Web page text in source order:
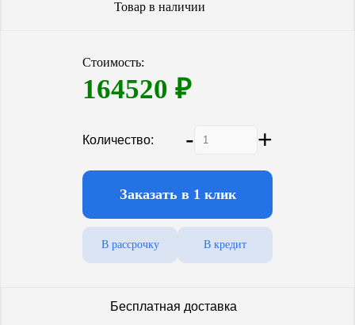
Степень очистки
Гарантия (от производителя)
Количество компрессоров
Товар в наличии
Стоимость:
164520 ₽
Количество: - +
Заказать в 1 клик
В рассрочку В кредит
Бесплатная доставка